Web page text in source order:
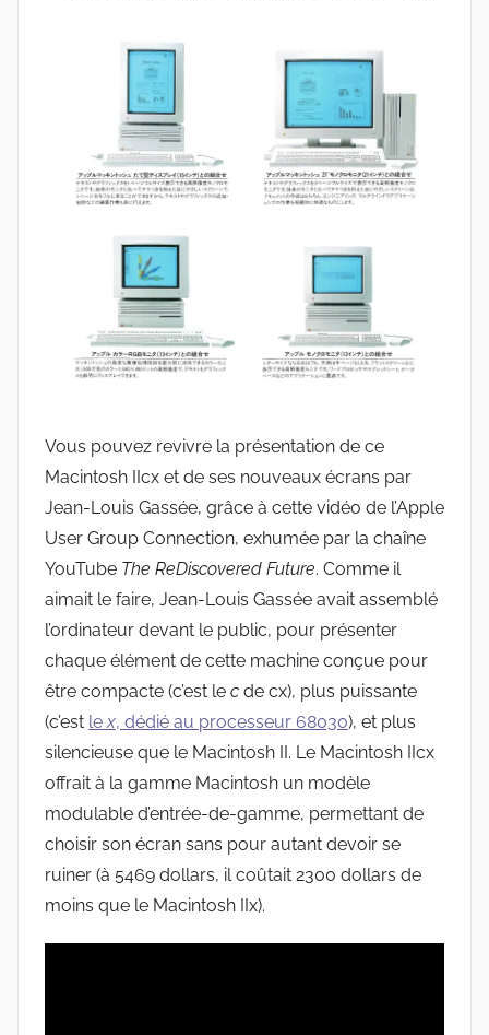
Vous pouvez revivre la présentation de ce
Macintosh IIcx et de ses nouveaux écrans par
Jean-Louis Gassée, grâce à cette vidéo de l’Apple
User Group Connection, exhumée par la chaîne
YouTube The ReDiscovered Future. Comme il
aimait le faire, Jean-Louis Gassée avait assemblé
l’ordinateur devant le public, pour présenter
chaque élément de cette machine conçue pour
être compacte (c’est le c de cx), plus puissante
(c’est lex, dédié au processeur 68030), et plus
silencieuse que le Macintosh II. Le Macintosh IIcx
offrait à la gamme Macintosh un modèle
modulable d’entrée-de-gamme, permettant de
choisir son écran sans pour autant devoir se
ruiner (à 5469 dollars, il coûtait 2300 dollars de
moins que le Macintosh IIx).